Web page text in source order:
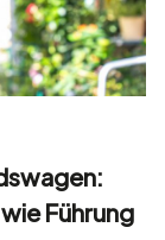
Führung